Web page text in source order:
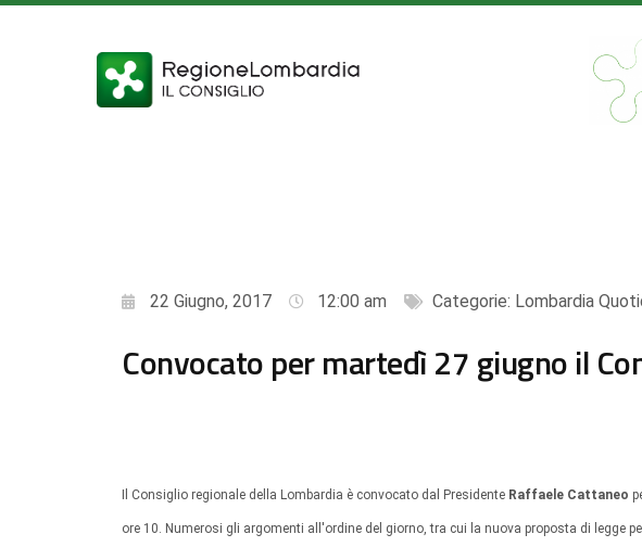
22 Giugno, 2017 12:00 am Categorie: Lombardia
Convocato per martedì 27 giugno il
Il Consiglio regionale della Lombardia è convocato dal Presidente Raffaele Cattaneo
ore 10. Numerosi gli argomenti all'ordine del giorno, tra cui la nuova proposta di legge